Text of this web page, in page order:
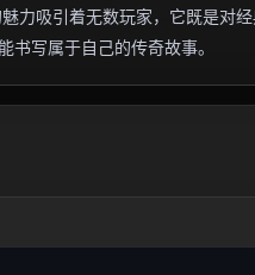
力吸引着无数玩家，它既是对
书写属于自己的传奇故事。